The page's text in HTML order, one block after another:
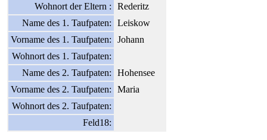
Wohnort der Eltern :
Rederitz
Name des 1. Taufpaten:
Leiskow
Vorname des 1. Taufpaten:
Johann
Wohnort des 1. Taufpaten:
Name des 2. Taufpaten:
Hohensee
Vorname des 2. Taufpaten:
Maria
Wohnort des 2. Taufpaten:
Feld18: